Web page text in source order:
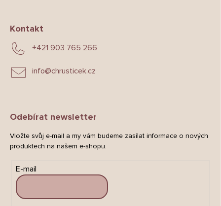
Kontakt
info@chrusticek.cz
+421 903 765 266
Odebírat newsletter
Vložte svůj e-mail a my vám budeme zasílat informace o nových
produktech na našem e-shopu.
E-mail